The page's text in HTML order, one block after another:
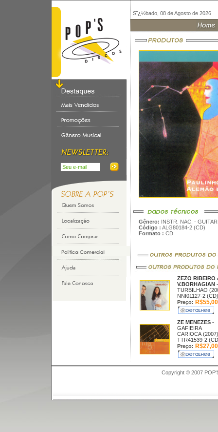
Sï¿½bado, 08 de Agosto de 2026
Gênero: INSTR. NAC. -
Código : ALG80184-2 (CD)
Formato : CD
ZEZO RIBEIRO
V.BORHAGIAN-
TURBILHAO
NNI01127-2 (CD)
Preço: R$55,00
ZE MENEZES -
GAFIEIRA
CARIOCA (2007)
TTR41539-2
Preço: R$27,00
Copyright © 2007